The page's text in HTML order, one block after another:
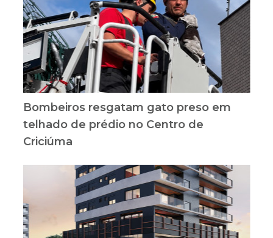
Bombeiros resgatam gato preso em
telhado de prédio no Centro de
Criciúma